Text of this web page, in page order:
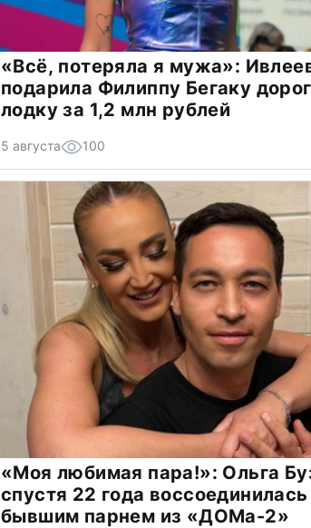
«Всё, потеряла я мужа»:
подарила Филиппу Бегаку
лодку за 1,2 млн рублей
5 августа 100
«Моя любимая пара!»: Ольга
спустя 22 года воссоединилась
бывшим парнем из «ДОМа-2»